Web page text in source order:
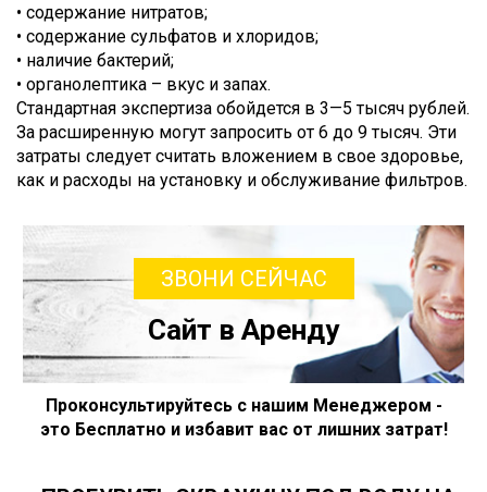
• содержание нитратов;
• содержание сульфатов и хлоридов;
• наличие бактерий;
• органолептика – вкус и запах.
Стандартная экспертиза обойдется в 3—5 тысяч рублей.
За расширенную могут запросить от 6 до 9 тысяч. Эти
затраты следует считать вложением в свое здоровье,
как и расходы на установку и обслуживание фильтров.
ЗВОНИ СЕЙЧАС
Сайт в Аренду
Проконсультируйтесь с нашим Менеджером -
это Бесплатно и избавит вас от лишних затрат!